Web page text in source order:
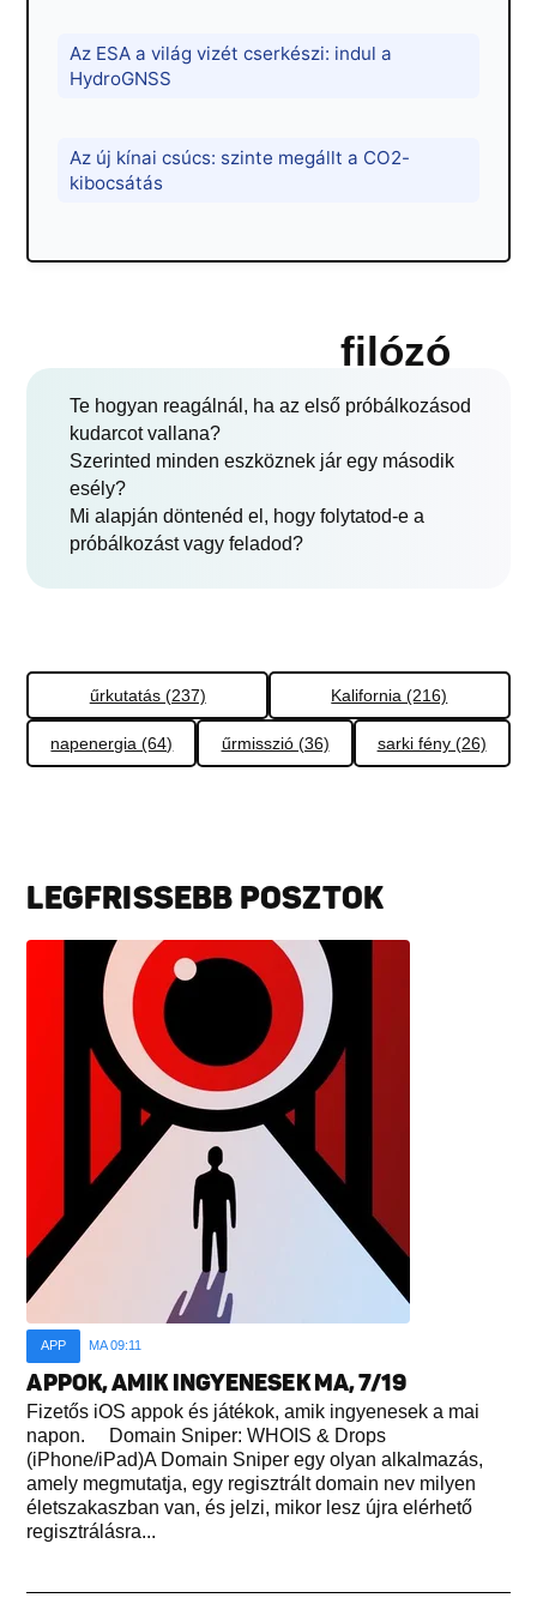
Az ESA a világ vizét cserkészi: indul a
HydroGNSS
Az új kínai csúcs: szinte megállt a CO2-
kibocsátás
filózó
Te hogyan reagálnál, ha az első próbálkozásod
kudarcot vallana?
Szerinted minden eszköznek jár egy második
esély?
Mi alapján döntenéd el, hogy folytatod-e a
próbálkozást vagy feladod?
űrkutatás (237) Kalifornia (216)
napenergia (64) űrmisszió (36) sarki fény (26)
LEGFRISSEBB POSZTOK
APP MA 09:11
APPOK, AMIK INGYENESEK MA, 7/19
Fizetős iOS appok és játékok, amik ingyenesek a mai
napon. Domain Sniper: WHOIS & Drops
(iPhone/iPad)A Domain Sniper egy olyan alkalmazás,
amely megmutatja, egy regisztrált domain nev milyen
életszakaszban van, és jelzi, mikor lesz újra elérhető
regisztrálásra...